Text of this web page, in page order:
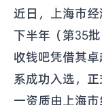
近日，上海市
下半年（第35
收钱吧凭借其
系成功入选，
一资质由上海